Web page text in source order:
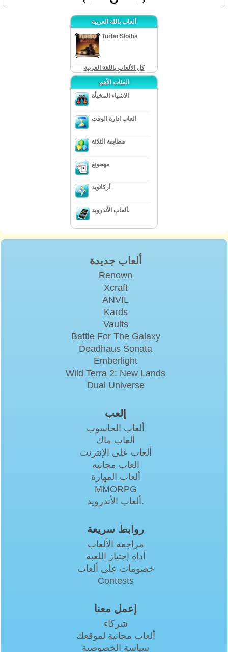
ألعاب باللة العربية
Turbo Sloths
كل الألعاب باللغة العربية
الفئات الأهم
الاشياء المخبأة
العاب ادارة الوقت
مطابقة الثلاثة
مهجونغ
أركانويد
ألعاب الأندرويد.
ألعاب جديدة
Renown
Xcraft
ANVIL
Kards
Vaults
Battle For The Galaxy
Deadhaus Sonata
Emberlight
Wild Terra 2: New Lands
Dual Universe
إلعب
ألعاب الحاسوب
ألعاب ماك
ألعاب على الإنترنت
العاب مجانيه
ألعاب المهارة
MMORPG
ألعاب الأندرويد.
روابط سريعة
مراجعة الألعاب
أداة إجتياز اللعبة
خصومات على ألعاب
Contests
إعمل معنا
شركاء
ألعاب مجانية لموقعك
سياسة الخصوصية